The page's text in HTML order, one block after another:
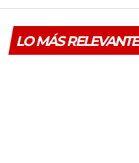
LO MÁS RELEVANTE